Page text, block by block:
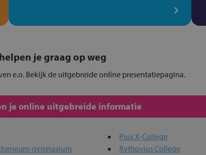
je graag op weg
e.o. Bekijk de uitgebreide online presentatiepagina.
je online uitgebreide informatie
gymnasium
Pius X-College
Rythovius College